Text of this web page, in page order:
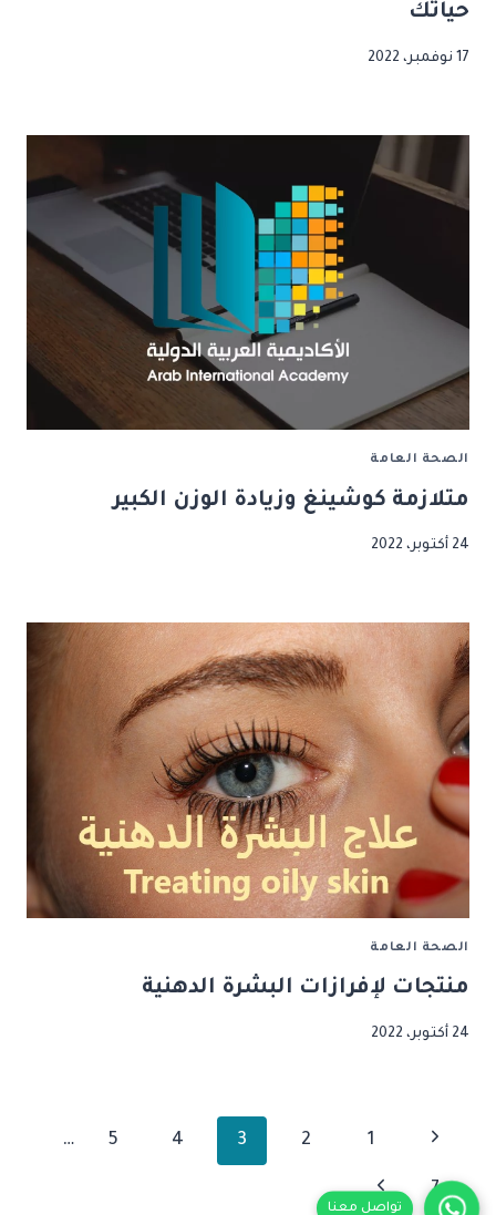
حياتك
17 نوفمبر، 2022
الصحة العامة
متلازمة كوشينغ وزيادة الوزن الكبير
24 أكتوبر، 2022
الصحة العامة
منتجات لإفرازات البشرة الدهنية
24 أكتوبر، 2022
تنقل
الصفحة
الصفحة
السابقة
1
2
3
4
5
…
7 الصفحة
تواصل معنا